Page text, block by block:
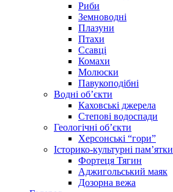
Риби
Земноводні
Плазуни
Птахи
Ссавці
Комахи
Молюски
Павукоподібні
Водні об’єкти
Каховські джерела
Степові водоспади
Геологічні об’єкти
Херсонські “гори”
Історико-культурні пам’ятки
Фортеця Тягин
Аджигольський маяк
Дозорна вежа